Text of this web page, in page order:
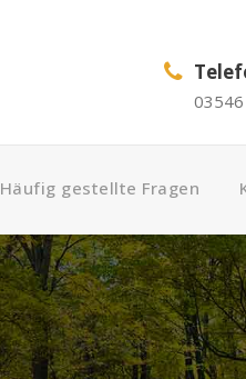
Häufig gestellte Fragen